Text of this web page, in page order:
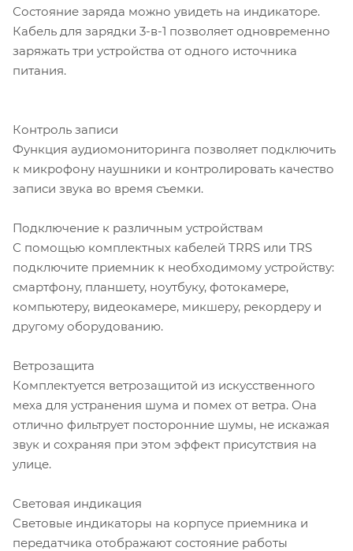
Состояние заряда можно увидеть на индикаторе.
Кабель для зарядки 3-в-1 позволяет одновременно
заряжать три устройства от одного источника
питания.
Контроль записи
Функция аудиомониторинга позволяет подключить
к микрофону наушники и контролировать качество
записи звука во время съемки.
Подключение к различным устройствам
С помощью комплектных кабелей TRRS или TRS
подключите приемник к необходимому устройству:
смартфону, планшету, ноутбуку, фотокамере,
компьютеру, видеокамере, микшеру, рекордеру и
другому оборудованию.
Ветрозащита
Комплектуется ветрозащитой из искусственного
меха для устранения шума и помех от ветра. Она
отлично фильтрует посторонние шумы, не искажая
звук и сохраняя при этом эффект присутствия на
улице.
Световая индикация
Световые индикаторы на корпусе приемника и
передатчика отображают состояние работы